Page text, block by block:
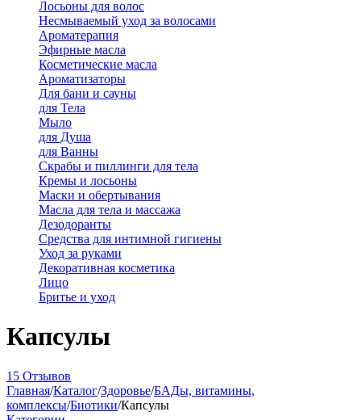
Лосьоны для волос
Несмываемый уход за волосами
Ароматерапия
Эфирные масла
Косметические масла
Ароматизаторы
Для бани и сауны
для Тела
Мыло
для Душа
для Ванны
Скрабы и пиллинги для тела
Кремы и лосьоны
Маски и обертывания
Масла для тела и массажа
Дезодоранты
Средства для интимной гигиены
Уход за руками
Декоративная косметика
Лицо
Бритье и уход
Капсулы
15 Отзывов
Главная/Каталог/Здоровье/БАДы, витамины,
комплексы/Биотики/Капсулы